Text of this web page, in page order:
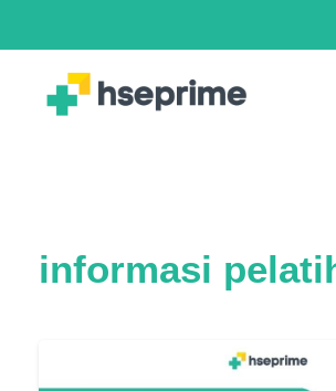
informasi